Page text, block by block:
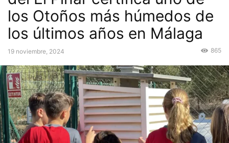
los Otoños más húmedos de
los últimos años en Málaga
19 noviembre, 2024 865